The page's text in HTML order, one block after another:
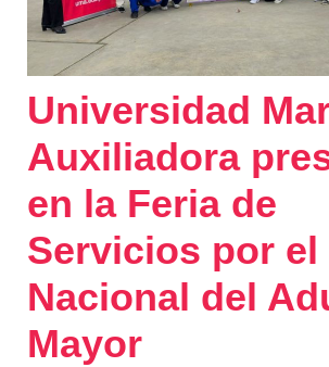
Universidad
Auxiliadora
en la Feria de
Servicios por el
Nacional del
Mayor